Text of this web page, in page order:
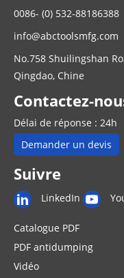
0086- (0) 532-88186388
info@abctoolsmfg.com
No.758 Shuilingshan
Qingdao, Chine
Contactez-
Délai de réponse : 24h
Demander un devis
Suivre
LinkedIn
Catalogue PDF
PDF antidumping
Vidéo